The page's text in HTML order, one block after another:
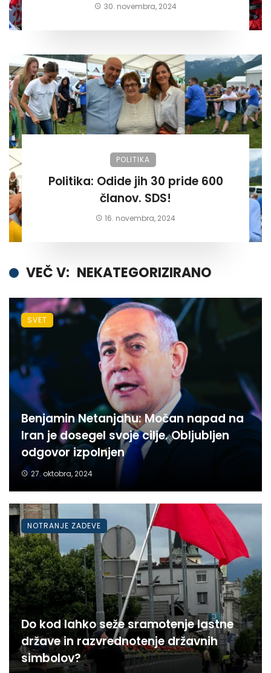
30. novembra, 2024
POLITIKA
Politika: Odide jih 30 pride 600
članov. SDS!
16. novembra, 2024
VEČ V: NEKATEGORIZIRANO
Benjamin Netanjahu: Močan napad na
Iran je dosegel svoje cilje. Obljubljen
odgovor izpolnjen
27. oktobra, 2024
SVET
Do kod lahko seže sramotenje lastne
države in razvrednotenje državnih
simbolov?
NOTRANJE ZADEVE